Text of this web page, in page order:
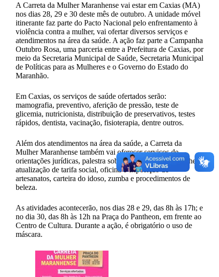
A Carreta da Mulher Maranhense vai estar em Caxias (MA)
nos dias 28, 29 e 30 deste mês de outubro. A unidade móvel
itinerante faz parte do Pacto Nacional pelo enfrentamento à
violência contra a mulher, vai ofertar diversos serviços e
atendimentos na área da saúde. A ação faz parte a Campanha
Outubro Rosa, uma parceria entre a Prefeitura de Caxias, por
meio da Secretaria Municipal de Saúde, Secretaria Municipal
de Políticas para as Mulheres e o Governo do Estado do
Maranhão.
Em Caxias, os serviços de saúde ofertados serão:
mamografia, preventivo, aferição de pressão, teste de
glicemia, nutricionista, distribuição de preservativos, testes
rápidos, dentista, vacinação, fisioterapia, dentre outros.
Além dos atendimentos na área da saúde, a Carreta da
Mulher Maranhense também vai oferecer serviços de
orientações jurídicas, palestra sobre violência contra mulher,
atualização de tarifa social, oficina e exposição de
artesanatos, carteira do idoso, zumba e procedimentos de
beleza.
As atividades acontecerão, nos dias 28 e 29, das 8h às 17h; e
no dia 30, das 8h às 12h na Praça do Pantheon, em frente ao
Centro de Cultura. Durante a ação, é obrigatório o uso de
máscara.